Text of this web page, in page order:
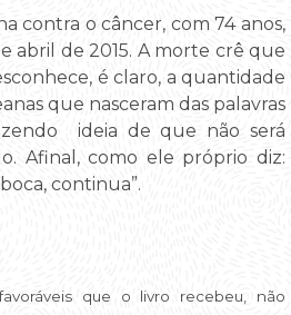
contra o câncer, com 74 anos,
abril de 2015. A morte crê que
é claro, a quantidade
que nasceram das palavras
ideia de que não será
Afinal, como ele próprio diz:
continua”.
que o livro recebeu, não